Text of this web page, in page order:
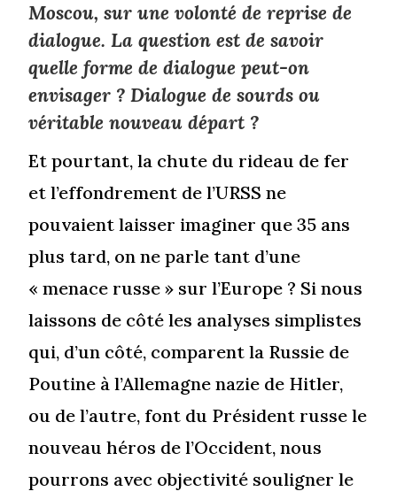
Moscou, sur une volonté de reprise de
dialogue. La question est de savoir
quelle forme de dialogue peut-on
envisager ? Dialogue de sourds ou
véritable nouveau départ ?
Et pourtant, la chute du rideau de fer
et l’effondrement de l’URSS ne
pouvaient laisser imaginer que 35 ans
plus tard, on ne parle tant d’une
« menace russe » sur l’Europe ? Si nous
laissons de côté les analyses simplistes
qui, d’un côté, comparent la Russie de
Poutine à l’Allemagne nazie de Hitler,
ou de l’autre, font du Président russe le
nouveau héros de l’Occident, nous
pourrons avec objectivité souligner le